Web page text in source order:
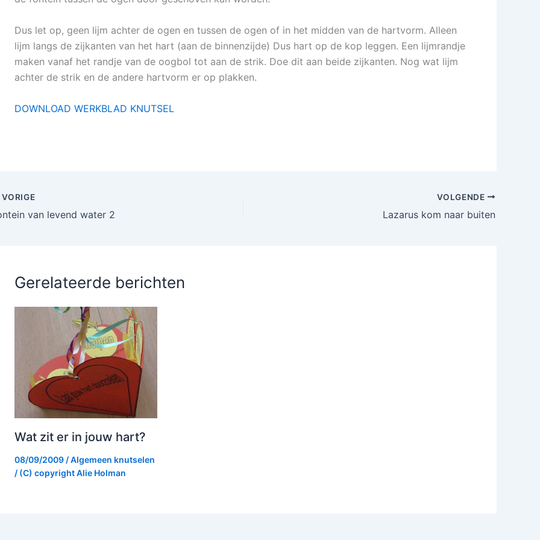
Dus let op, geen lijm achter de ogen en tussen de ogen of in het midden van de hartvorm. Alleen
lijm langs de zijkanten van het hart (aan de binnenzijde) Dus hart op de kop leggen. Een lijmrandje
maken vanaf het randje van de oogbol tot aan de strik. Doe dit aan beide zijkanten. Nog wat lijm
achter de strik en de andere hartvorm er op plakken.
DOWNLOAD WERKBLAD KNUTSEL
VORIGE
van levend water 2
VOLGENDE
Lazarus kom naar buiten
Gerelateerde berichten
Wat zit er in jouw hart?
08/09/2009 /Algemeen knutselen
/ (C) copyrightAlie Holman